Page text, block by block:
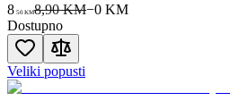
8 50KM8,90 KM−0 KM
Dostupno
Veliki popusti